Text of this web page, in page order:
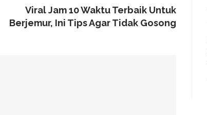
Viral Jam 10 Waktu Terbaik Untuk
Berjemur, Ini Tips Agar Tidak Gosong